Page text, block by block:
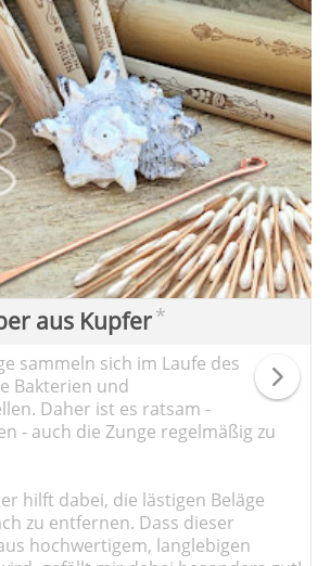
aus Kupfer*
sammeln sich im Laufe des
Bakterien und
Daher ist es ratsam -
- auch die Zunge regelmäßig zu
hilft dabei, die lästigen Beläge
zu entfernen. Dass dieser
hochwertigem, langlebigen